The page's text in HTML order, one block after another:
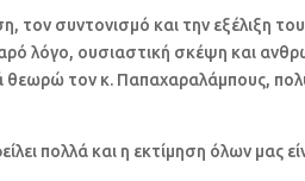
τον συντονισμό και την εξέλιξη
λόγο, ουσιαστική σκέψη και
θεωρώ τον κ. Παπαχαραλάμπους,
πολλά και η εκτίμηση όλων μας